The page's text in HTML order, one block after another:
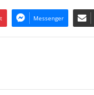
Messenger